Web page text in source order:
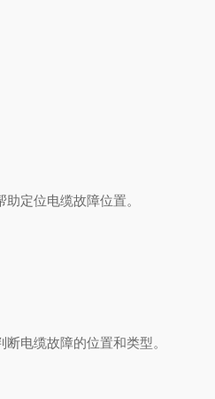
定位电缆故障位置。
电缆故障的位置和类型。